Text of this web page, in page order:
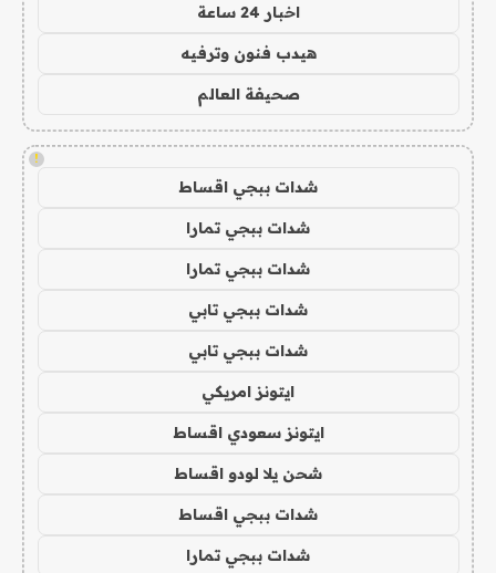
اخبار 24 ساعة
هيدب فنون وترفيه
صحيفة العالم
!
شدات ببجي اقساط
شدات ببجي تمارا
شدات ببجي تمارا
شدات ببجي تابي
شدات ببجي تابي
ايتونز امريكي
ايتونز سعودي اقساط
شحن يلا لودو اقساط
شدات ببجي اقساط
شدات ببجي تمارا